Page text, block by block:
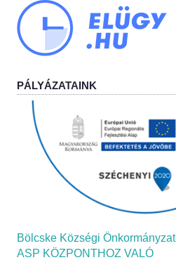
PÁLYÁZATAINK
Bölcske Községi Önkormányzat
ASP KÖZPONTHOZ VALÓ